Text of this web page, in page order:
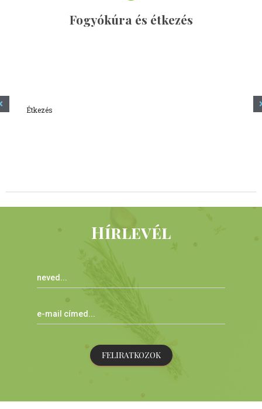
Fogyókúra és étkezés
Étkezés
Hírlevél
FELIRATKOZOK